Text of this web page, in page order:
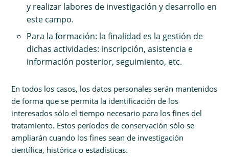
y realizar labores de investigación y desarrollo en
este campo.
Para la formación: la finalidad es la gestión de
dichas actividades: inscripción, asistencia e
información posterior, seguimiento, etc.
En todos los casos, los datos personales serán mantenidos
de forma que se permita la identificación de los
interesados sólo el tiempo necesario para los fines del
tratamiento. Estos períodos de conservación sólo se
ampliarán cuando los fines sean de investigación
científica, histórica o estadísticas.